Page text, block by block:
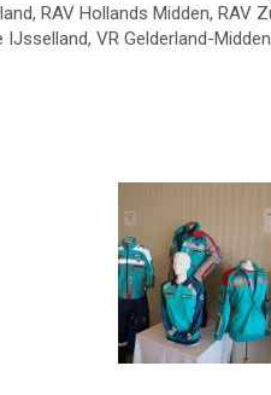
RAV Hollands Midden,
VR Gelderland-